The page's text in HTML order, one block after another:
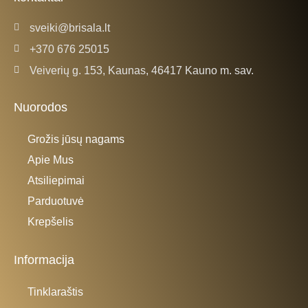
f
sveiki@brisala.lt
+370 676 25015
Veiverių g. 153, Kaunas, 46417 Kauno m. sav.
Nuorodos
Grožis jūsų nagams
Apie Mus
Atsiliepimai
Parduotuvė
Krepšelis
Informacija
Tinklaraštis